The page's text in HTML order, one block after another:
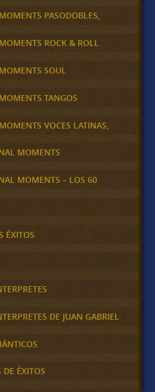
PASODOBLES,
ROCK & ROLL
SOUL
TANGOS
VOCES LATINAS,
MOMENTS
MOMENTS – LOS 60
ÉXITOS
DE JUAN GABRIEL
ÉXITOS